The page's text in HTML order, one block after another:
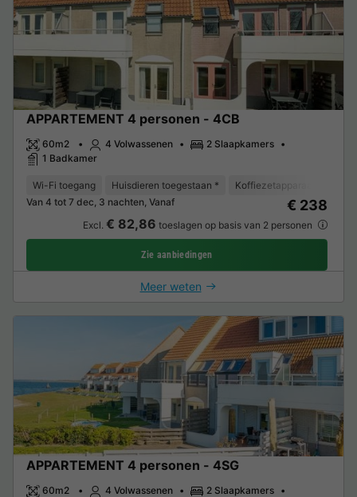
APPARTEMENT 4 personen - 4CB
60m2 4 Volwassenen
2 Slaapkamers
1 Badkamer
Wi-Fi toegang Huisdieren toegestaan * Koffiezetapparaat
Van 4 tot 7 dec, 3 nachten, Vanaf
€ 238
Excl. € 82,86 toeslagen op basis van 2 personen
Zie aanbiedingen
Meer weten
APPARTEMENT 4 personen - 4SG
60m2 4 Volwassenen
2 Slaapkamers